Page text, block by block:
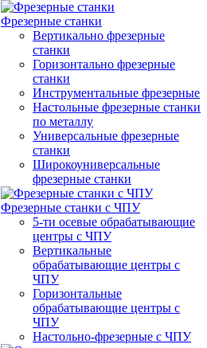
Фрезерные станки
Вертикально фрезерные
станки
Горизонтально фрезерные
станки
Инструментальные фрезерные
Настольные фрезерные станки
по металлу
Универсальные фрезерные
станки
Широкоуниверсальные
фрезерные станки
Фрезерные станки с ЧПУ
5-ти осевые обрабатывающие
центры с ЧПУ
Вертикальные
обрабатывающие центры с
ЧПУ
Горизонтальные
обрабатывающие центры с
ЧПУ
Настольно-фрезерные с ЧПУ